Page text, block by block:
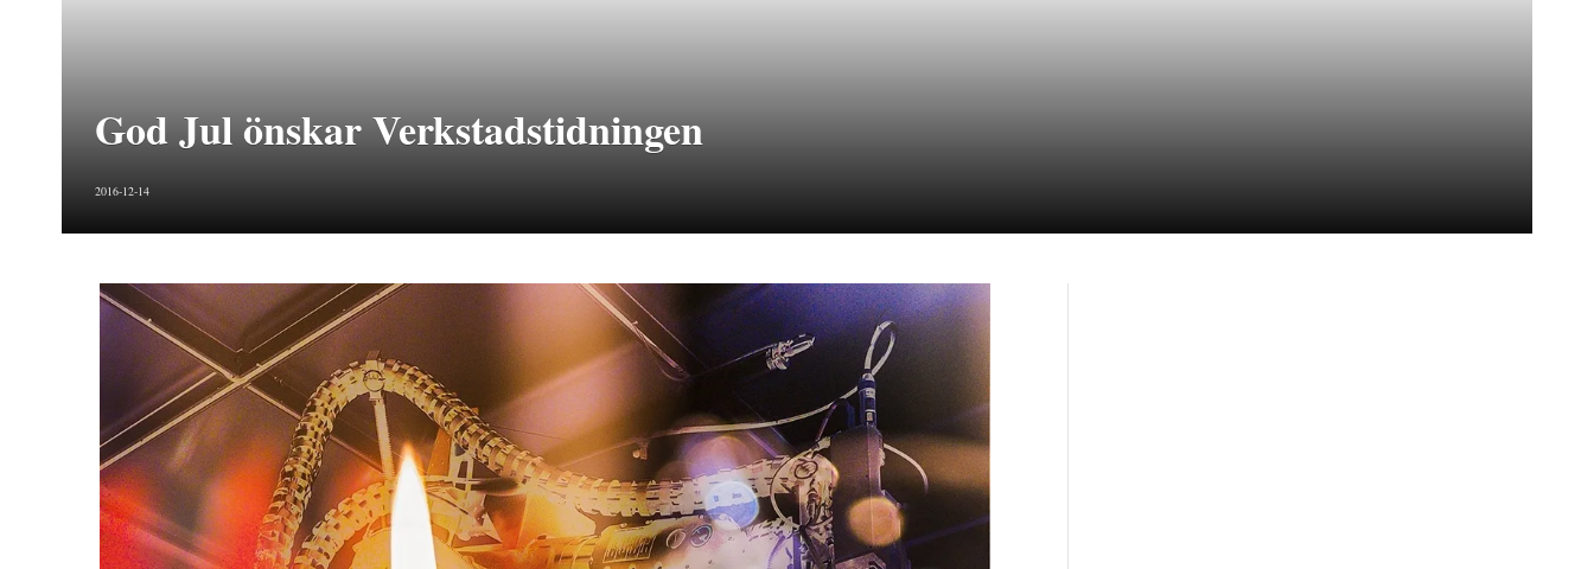
God Jul önskar Verkstadstidningen
2016-12-14